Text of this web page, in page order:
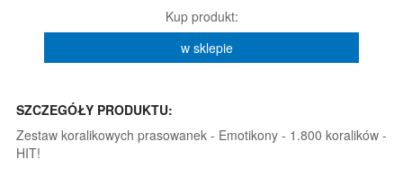
Kup produkt:
w sklepie
SZCZEGÓŁY PRODUKTU:
Zestaw koralikowych prasowanek - Emotikony - 1.800 koralików -
HIT!